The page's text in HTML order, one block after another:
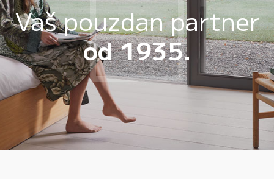
Vaš pouzdan partner
od 1935.